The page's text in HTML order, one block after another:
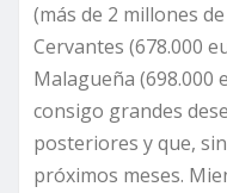
(más de 2 millones
Cervantes (678.000
Malagueña (698.000
consigo grandes
posteriores y que,
próximos meses.